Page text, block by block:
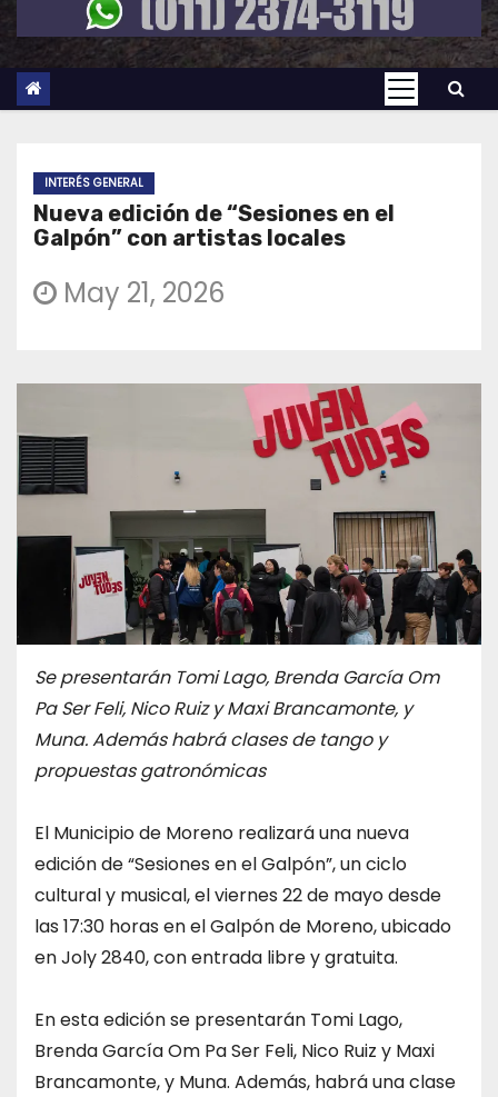
INTERÉS GENERAL
Nueva edición de “Sesiones en el
Galpón” con artistas locales
May 21, 2026
Se presentarán Tomi Lago, Brenda García Om
Pa Ser Feli, Nico Ruiz y Maxi Brancamonte, y
Muna. Además habrá clases de tango y
propuestas gatronómicas
El Municipio de Moreno realizará una nueva
edición de “Sesiones en el Galpón”, un ciclo
cultural y musical, el viernes 22 de mayo desde
las 17:30 horas en el Galpón de Moreno, ubicado
en Joly 2840, con entrada libre y gratuita.
En esta edición se presentarán Tomi Lago,
Brenda García Om Pa Ser Feli, Nico Ruiz y Maxi
Brancamonte, y Muna. Además, habrá una clase